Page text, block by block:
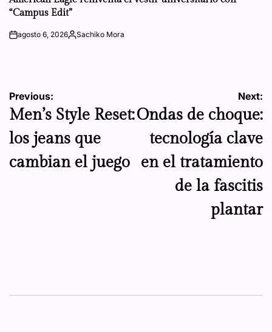
“Campus Edit”
onagosto 6, 2026Posted
Sachiko Mora
Navegación
de
entradas
Previous:
Men’s Style Reset:
los jeans que
cambian el juego
Next:
Ondas de choque:
tecnología clave
en el tratamiento
de la fascitis
plantar